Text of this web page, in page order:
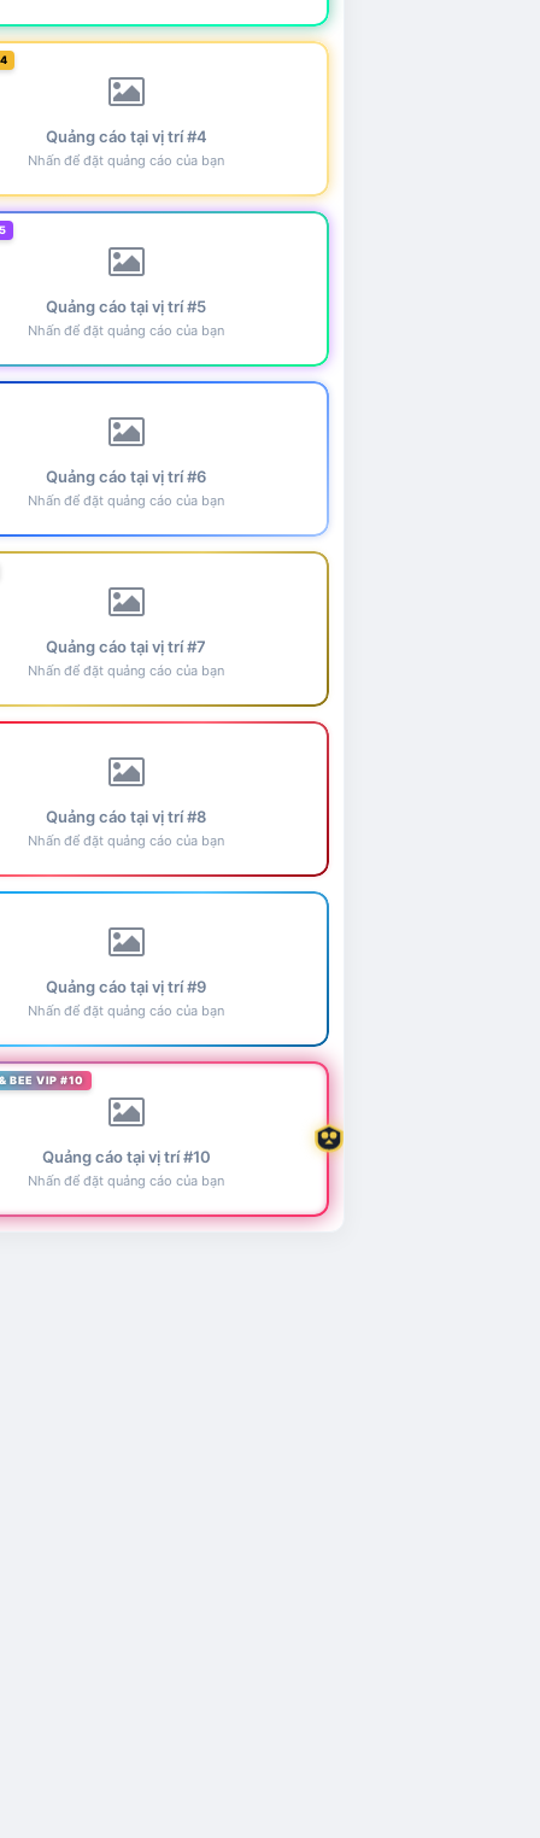
Quảng cáo tại vị trí #4
Nhấn để đặt quảng cáo của bạn
Quảng cáo tại vị trí #5
Nhấn để đặt quảng cáo của bạn
Quảng cáo tại vị trí #6
Nhấn để đặt quảng cáo của bạn
Quảng cáo tại vị trí #7
Nhấn để đặt quảng cáo của bạn
Quảng cáo tại vị trí #8
Nhấn để đặt quảng cáo của bạn
Quảng cáo tại vị trí #9
Nhấn để đặt quảng cáo của bạn
BEE VIP #10
Quảng cáo tại vị trí #10
Nhấn để đặt quảng cáo của bạn